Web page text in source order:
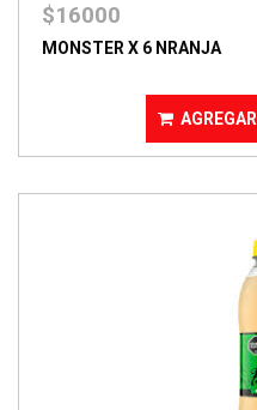
$16000
MONSTER X 6 NRANJA
AGREGAR